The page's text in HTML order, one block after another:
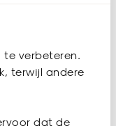
te verbeteren.
terwijl andere
dat de
Dikte: 1.3 cm.